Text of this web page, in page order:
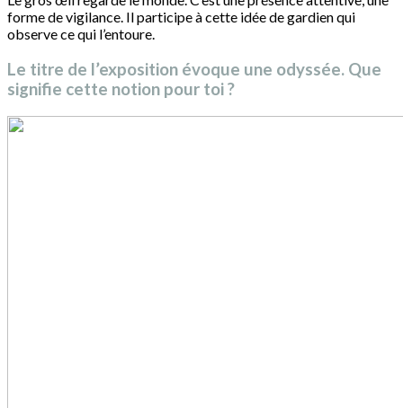
forme de vigilance. Il participe à cette idée de gardien qui
observe ce qui l’entoure.
Le titre de l’exposition évoque une odyssée. Que
signifie cette notion pour toi ?